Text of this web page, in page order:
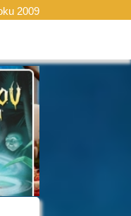
2009